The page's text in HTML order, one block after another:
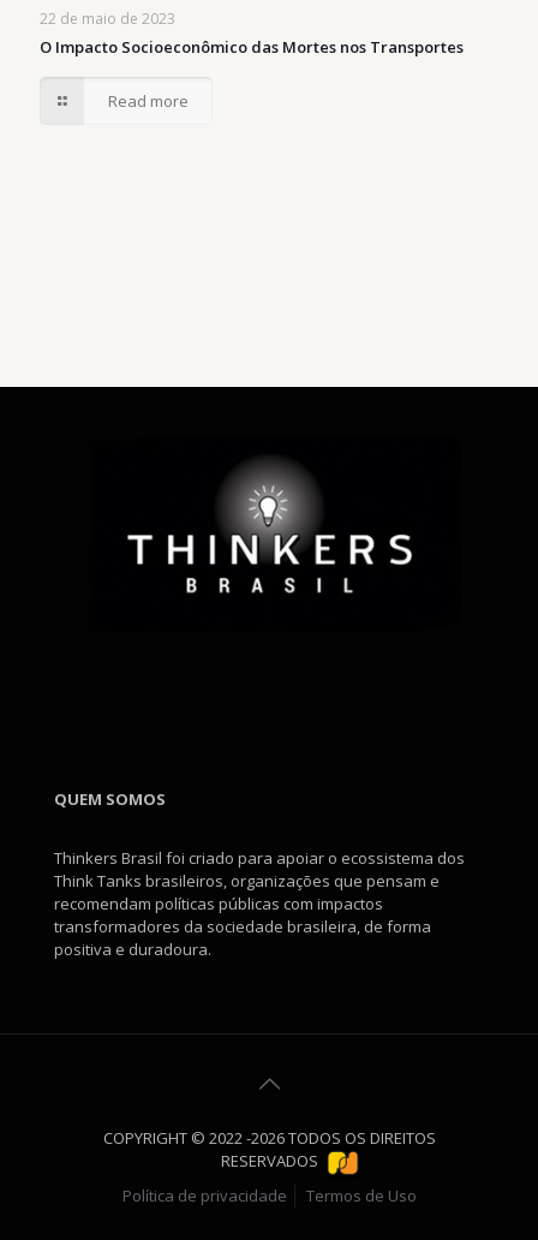
22 de maio de 2023
O Impacto Socioeconômico das Mortes nos Transportes
Read more
QUEM SOMOS
Thinkers Brasil foi criado para apoiar o ecossistema dos
Think Tanks brasileiros, organizações que pensam e
recomendam políticas públicas com impactos
transformadores da sociedade brasileira, de forma
positiva e duradoura.
COPYRIGHT © 2022 -2026 TODOS OS DIREITOS
RESERVADOS
Política de privacidade
Termos de Uso